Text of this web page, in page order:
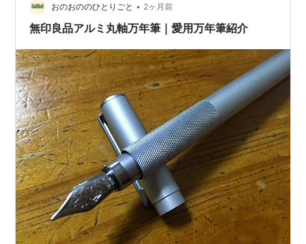
おのおののひとりごと • 2ヶ月前
無印良品アルミ丸軸万年筆｜愛用万年筆紹介